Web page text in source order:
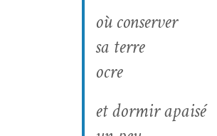
où con­serv­er
sa terre
ocre
et dormir apaisé